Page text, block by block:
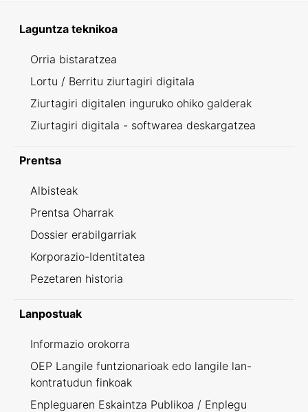
Laguntza teknikoa
Orria bistaratzea
Lortu / Berritu ziurtagiri digitala
Ziurtagiri digitalen inguruko ohiko galderak
Ziurtagiri digitala - softwarea deskargatzea
Prentsa
Albisteak
Prentsa Oharrak
Dossier erabilgarriak
Korporazio-Identitatea
Pezetaren historia
Lanpostuak
Informazio orokorra
OEP Langile funtzionarioak edo langile lan-
kontratudun finkoak
Enpleguaren Eskaintza Publikoa / Enplegu